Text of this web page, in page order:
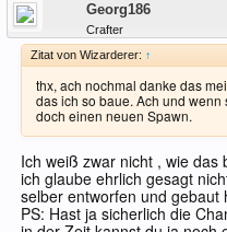
Georg186
Crafter
Zitat von Wizarderer: ↑
thx, ach nochmal danke das
das ich so baue. Ach und
doch einen neuen Spawn.
Ich weiß zwar nicht , wie
ich glaube ehrlich gesagt
selber entworfen und gebaut
PS: Hast ja sicherlich die